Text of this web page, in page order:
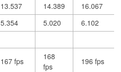
13.537 14.389
16.067
5.354 5.020
6.102
167 fps
168
fps
196 fps